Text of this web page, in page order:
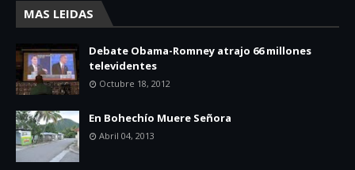
MAS LEIDAS
Debate Obama-Romney atrajo 66 millones
televidentes
Octubre 18, 2012
En Bohechío Muere Señora
Abril 04, 2013